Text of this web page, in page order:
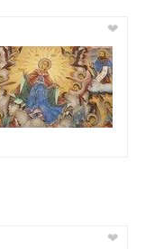
❤
❤